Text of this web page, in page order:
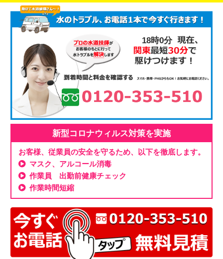
18時0分
新型コロナウィルス対策を実施
お客様、従業員の安全を守るため、以下を徹底します。
マスク、アルコール消毒
作業員 出勤前健康チェック
作業時間短縮